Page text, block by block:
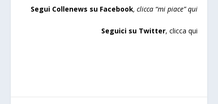
Segui Collenews su Facebook, clicca “mi piace”qui
Seguici su Twitter, clicca qui